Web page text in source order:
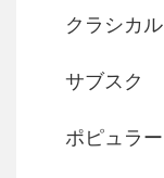
クラシカル
サブスク
ポピュラー